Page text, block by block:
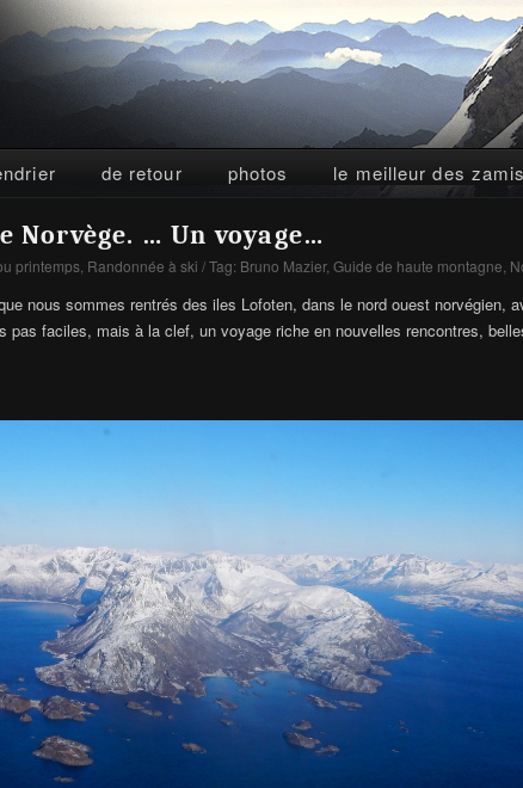
de retour photos le meilleur des zamis
Norvège. … Un voyage…
printemps Randonnée à ski / Tag: Bruno Mazier, Guide de haute montagne
nous sommes rentrés des iles Lofoten, dans le nord ouest norvégien,
pas faciles, mais à la clef, un voyage riche en nouvelles rencontres,